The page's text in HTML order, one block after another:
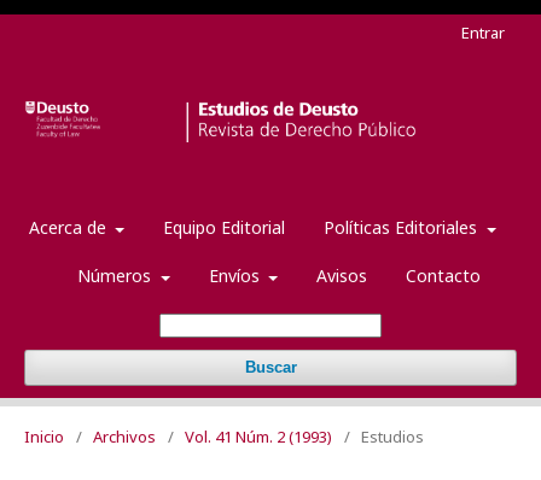
Acerca de Equipo Editorial Políticas Editoriales
Números Envíos Avisos Contacto
Buscar
Entrar
Inicio / Archivos / Vol. 41 Núm. 2 (1993) / Estudios